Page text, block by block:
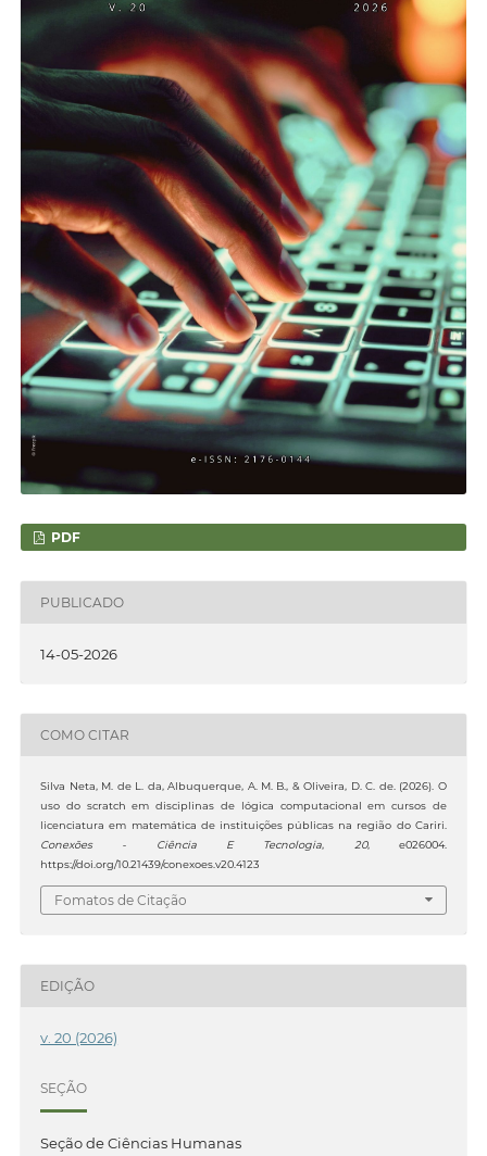
PDF
PUBLICADO
14-05-2026
COMO CITAR
Silva Neta, M. de L. da, Albuquerque, A. M. B., & Oliveira, D. C. de. (2026). O
uso do scratch em disciplinas de lógica computacional em cursos de
licenciatura em matemática de instituições públicas na região do Cariri.
Conexões - Ciência E Tecnologia, 20, e026004.
https://doi.org/10.21439/conexoes.v20.4123
Fomatos de Citação
EDIÇÃO
v. 20 (2026)
SEÇÃO
Seção de Ciências Humanas